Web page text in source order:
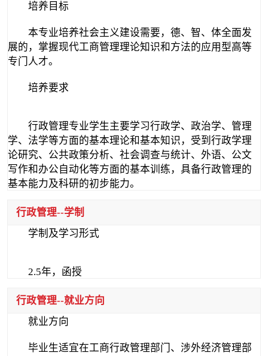
培养目标
本专业培养社会主义建设需要，德、智、体全面发
展的，掌握现代工商管理理论知识和方法的应用型高等
专门人才。
培养要求
行政管理专业学生主要学习行政学、政治学、管理
学、法学等方面的基本理论和基本知识，受到行政学理
论研究、公共政策分析、社会调查与统计、外语、公文
写作和办公自动化等方面的基本训练，具备行政管理的
基本能力及科研的初步能力。
行政管理--学制
学制及学习形式
2.5年，函授
行政管理--就业方向
就业方向
毕业生适宜在工商行政管理部门、涉外经济管理部